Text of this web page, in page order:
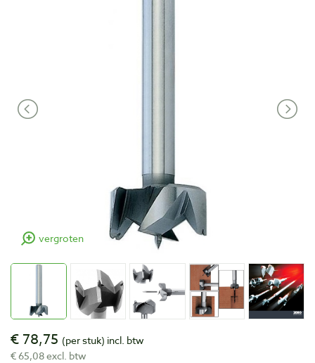
vergroten
€ 78,75 (per stuk) incl. btw
€ 65,08 excl. btw